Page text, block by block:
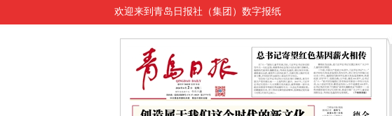
欢迎来到青岛日报社（集团）数字报纸